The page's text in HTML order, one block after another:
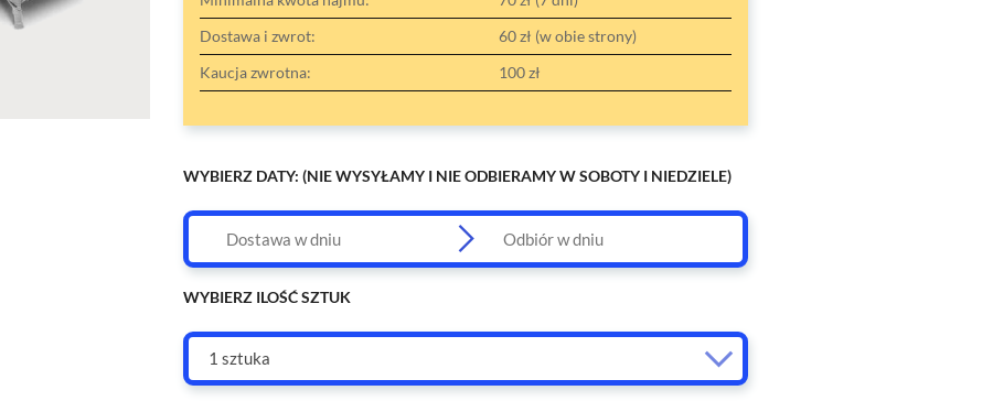
Dostawa i zwrot:
60 zł (w obie strony)
Kaucja zwrotna:
100 zł
WYBIERZ DATY: (NIE WYSYŁAMY I NIE ODBIERAMY W SOBOTY I NIEDZIELE)
WYBIERZ ILOŚĆ SZTUK
1 sztuka